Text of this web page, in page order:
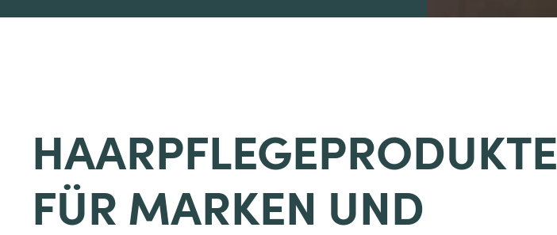
HAARPFLEGEPRODUKTE
FÜR MARKEN UND